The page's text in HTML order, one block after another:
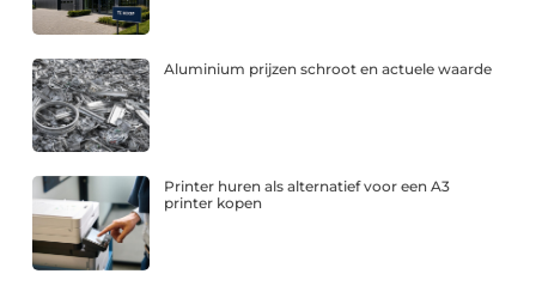
Aluminium prijzen schroot en actuele waarde
Printer huren als alternatief voor een A3
printer kopen